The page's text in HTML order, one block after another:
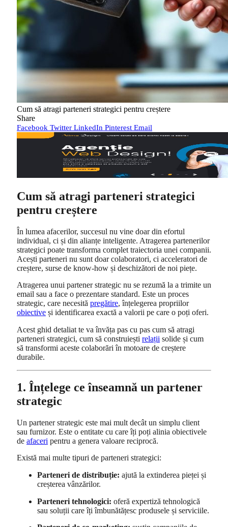
Cum să atragi parteneri strategici pentru creștere
Share
Facebook Twitter LinkedIn Pinterest Email
Cum să atragi parteneri strategici
pentru creștere
În lumea afacerilor, succesul nu vine doar din efortul
individual, ci și din alianțe inteligente. Atragerea partenerilor
strategici poate transforma complet traiectoria unei companii.
Acești parteneri nu sunt doar colaboratori, ci acceleratori de
creștere, surse de know-how și deschizători de noi piețe.
Atragerea unui partener strategic nu se rezumă la a trimite un
email sau a face o prezentare standard. Este un proces
strategic, care necesită pregătire, înțelegerea propriilor
obiective și identificarea exactă a valorii pe care o poți oferi.
Acest ghid detaliat te va învăța pas cu pas cum să atragi
parteneri strategici, cum să construiești relații solide și cum
să transformi aceste colaborări în motoare de creștere
durabile.
1. Înțelege ce înseamnă un partener
strategic
Un partener strategic este mai mult decât un simplu client
sau furnizor. Este o entitate cu care îți poți alinia obiectivele
de afaceri pentru a genera valoare reciprocă.
Există mai multe tipuri de parteneri strategici:
Parteneri de distribuție: ajută la extinderea pieței și
creșterea vânzărilor.
Parteneri tehnologici: oferă expertiză tehnologică
sau soluții care îți îmbunătățesc produsele și serviciile.